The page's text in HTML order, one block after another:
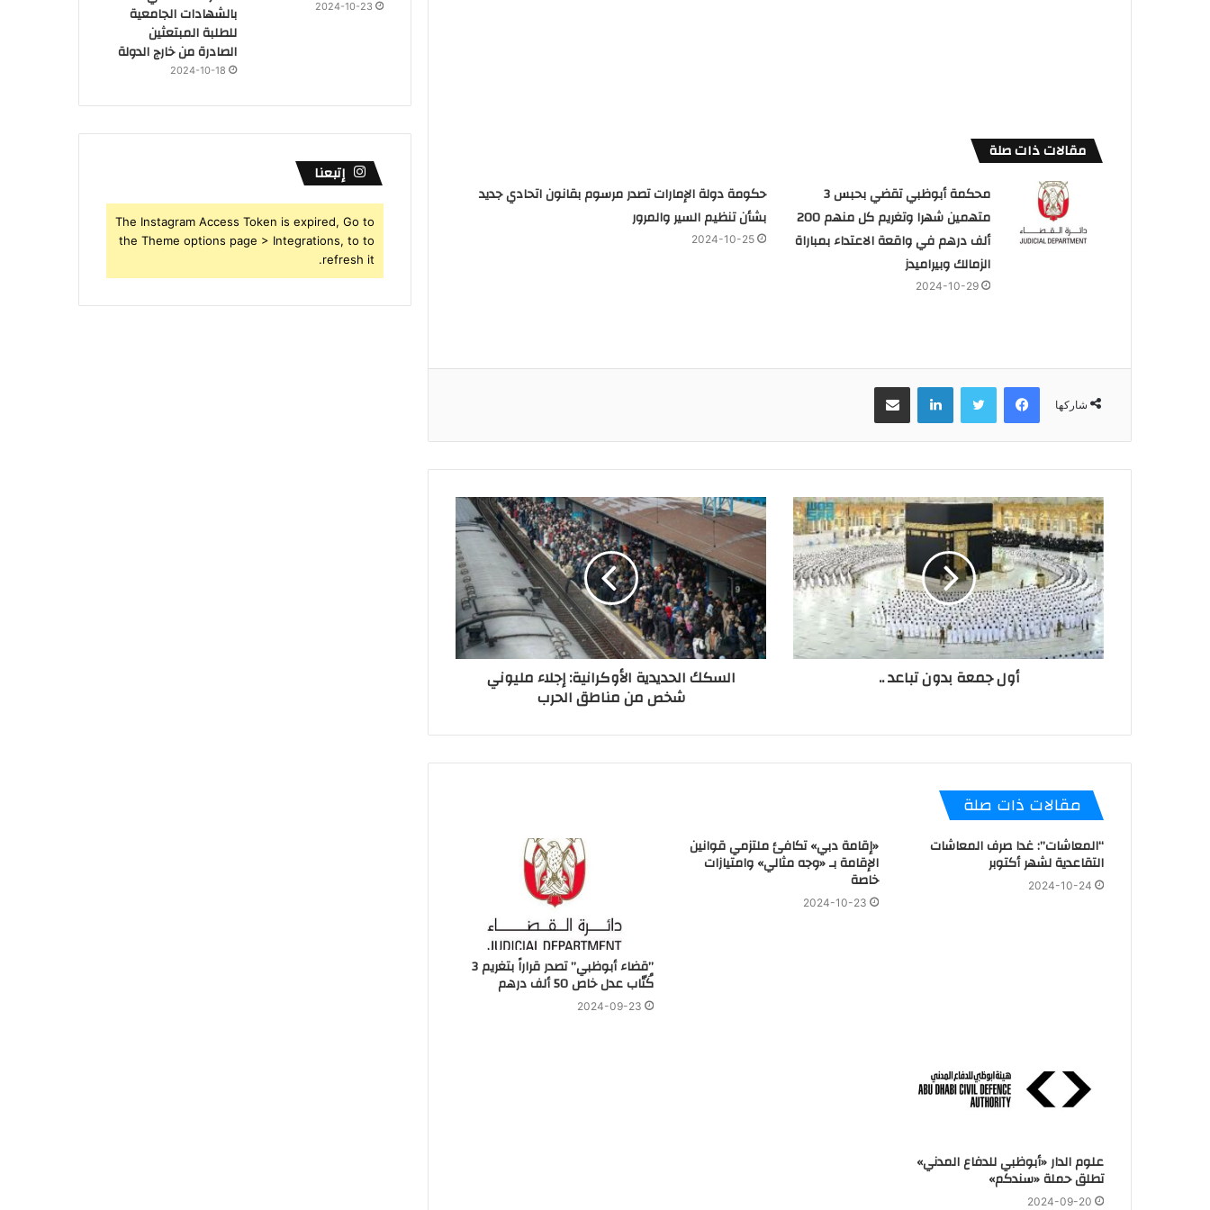
مقالات ذات صلة
محكمة أبوظبي تقضي بحبس 3
متهمين شهرا وتغريم كل منهم 200
ألف درهم في واقعة الاعتداء بمباراة
الزمالك وبيراميدز
2024-10-29
حكومة دولة الإمارات تصدر مرسوم بقانون اتحادي جديد
بشأن تنظيم السير والمرور
2024-10-25
شاركها
فيسبوك تويتر لينكدإن مشاركة عبر البريد
أول جمعة بدون تباعد .. السكك الحديدية الأوكرانية: إجلاء مليوني
شخص من مناطق الحرب
مقالات ذات صلة
“المعاشات”: غدا صرف المعاشات
التقاعدية لشهر أكتوبر
2024-10-24
«إقامة دبي» تكافئ ملتزمي قوانين
الإقامة بـ «وجه مثالي» وامتيازات
خاصة
2024-10-23
‏”قضاء أبوظبي” تصدر قراراً بتغريم 3
كُتّاب عدل خاص 50 ألف درهم
2024-09-23
علوم الدار «أبوظبي للدفاع المدني»
تطلق حملة «سندكم»
2024-09-20
2024-10-23
بالشهادات الجامعية
للطلبة المبتعثين
الصادرة من خارج الدولة
2024-10-18
إتبعنا
The Instagram Access Token is expired, Go to
the Theme options page > Integrations, to to
refresh it.